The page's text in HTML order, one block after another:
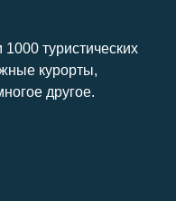
туристических
курорты,
другое.